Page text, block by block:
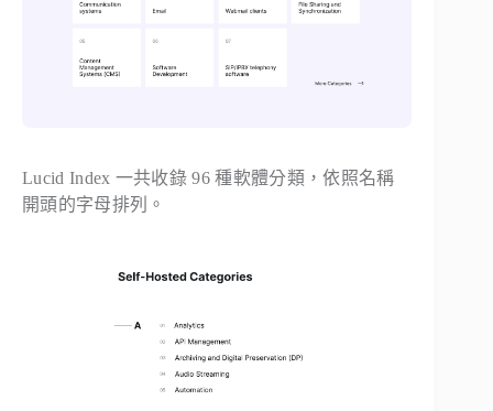
Lucid Index 一共收錄 96 種軟體分類，依照名稱
開頭的字母排列。